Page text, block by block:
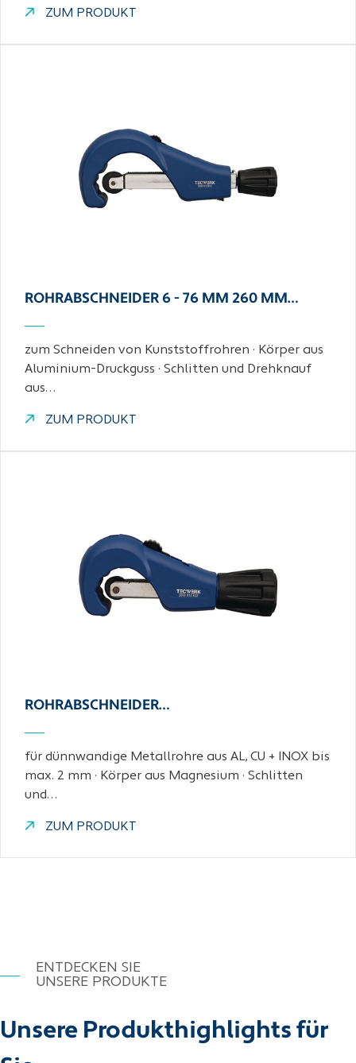
ZUM PRODUKT
ROHRABSCHNEIDER 6 - 76 MM 260 MM…
zum Schneiden von Kunststoffrohren · Körper aus
Aluminium-Druckguss · Schlitten und Drehknauf
aus…
ZUM PRODUKT
ROHRABSCHNEIDER…
für dünnwandige Metallrohre aus AL, CU + INOX bis
max. 2 mm · Körper aus Magnesium · Schlitten
und…
ZUM PRODUKT
ENTDECKEN SIE
UNSERE PRODUKTE
Unsere Produkthighlights für